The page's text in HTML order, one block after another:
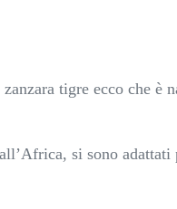
tigre ecco che è
si sono